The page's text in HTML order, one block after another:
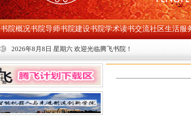
书院概况书院导师书院建设书院学术读书交流社区生活服
2026年8月8日 星期六 欢迎光临腾飞书院！